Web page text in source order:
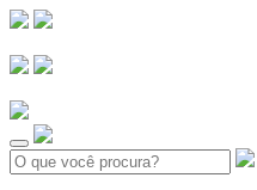
Search: